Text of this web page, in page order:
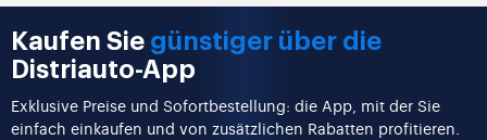
Kaufen Sie günstiger über die
Distriauto-App
Exklusive Preise und Sofortbestellung: die App, mit der Sie
einfach einkaufen und von zusätzlichen Rabatten profitieren.